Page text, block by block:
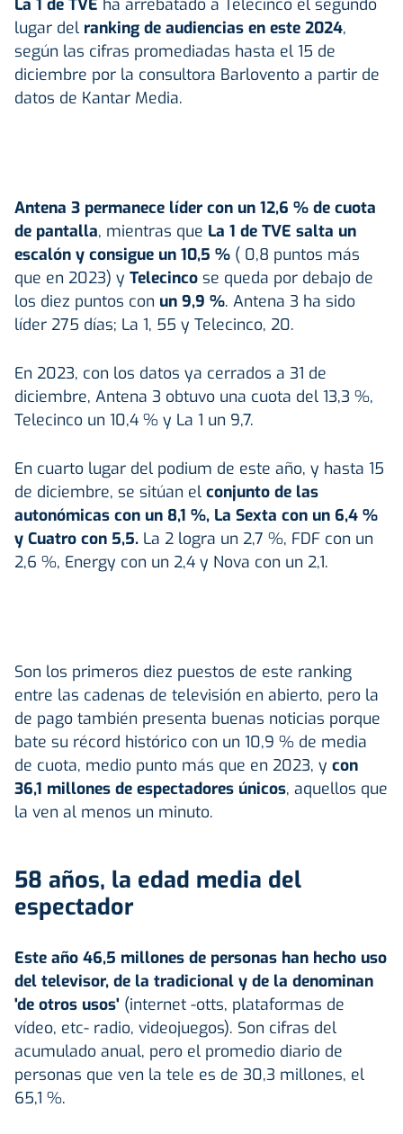
lugar del ranking de audiencias en este 2024,
según las cifras promediadas hasta el 15 de
diciembre por la consultora Barlovento a partir de
datos de Kantar Media.
Antena 3 permanece líder con un 12,6 % de cuota
de pantalla, mientras que La 1 de TVE salta un
escalón y consigue un 10,5 % ( 0,8 puntos más
que en 2023) y Telecinco se queda por debajo de
los diez puntos con un 9,9 %. Antena 3 ha sido
líder 275 días; La 1, 55 y Telecinco, 20.
En 2023, con los datos ya cerrados a 31 de
diciembre, Antena 3 obtuvo una cuota del 13,3 %,
Telecinco un 10,4 % y La 1 un 9,7.
En cuarto lugar del podium de este año, y hasta 15
de diciembre, se sitúan el conjunto de las
autonómicas con un 8,1 %, La Sexta con un 6,4 %
y Cuatro con 5,5. La 2 logra un 2,7 %, FDF con un
2,6 %, Energy con un 2,4 y Nova con un 2,1.
Son los primeros diez puestos de este ranking
entre las cadenas de televisión en abierto, pero la
de pago también presenta buenas noticias porque
bate su récord histórico con un 10,9 % de media
de cuota, medio punto más que en 2023, y con
36,1 millones de espectadores únicos, aquellos que
la ven al menos un minuto.
58 años, la edad media del
espectador
Este año 46,5 millones de personas han hecho uso
del televisor, de la tradicional y de la denominan
'de otros usos' (internet -otts, plataformas de
vídeo, etc- radio, videojuegos). Son cifras del
acumulado anual, pero el promedio diario de
personas que ven la tele es de 30,3 millones, el
65,1 %.